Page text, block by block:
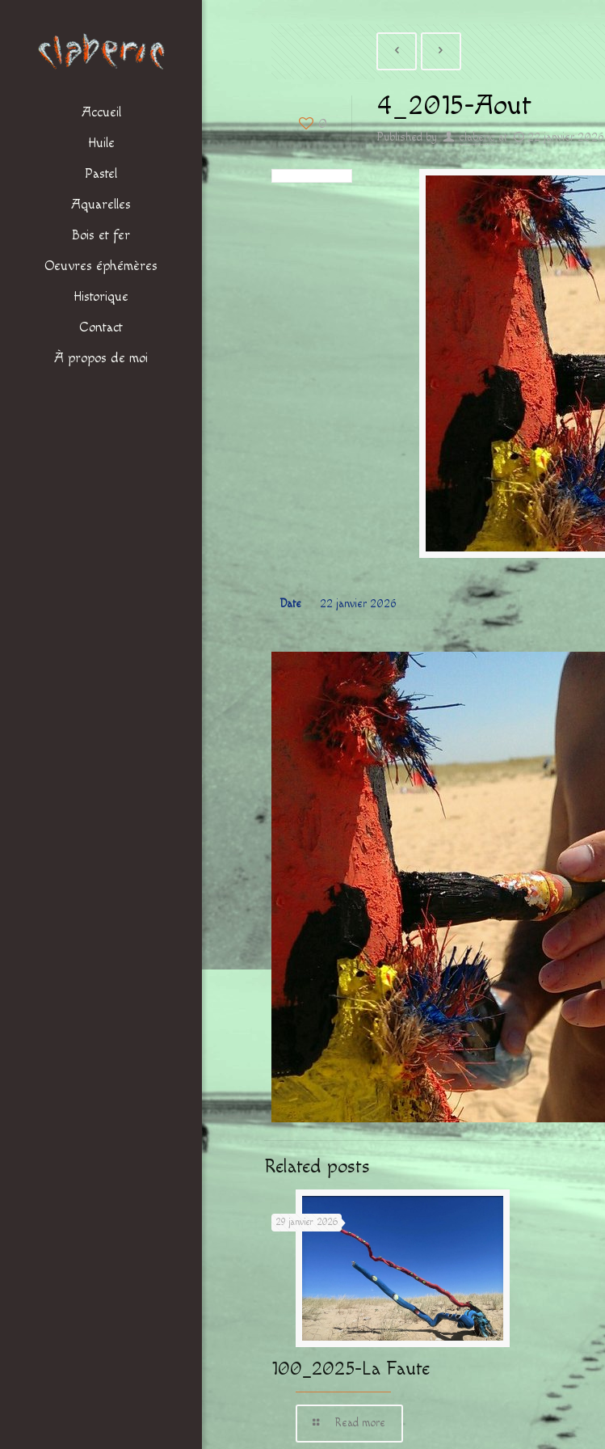
Accueil
Huile
Pastel
Aquarelles
Bois et fer
Oeuvres éphémères
Historique
Contact
À propos de moi
0
4_2015-Aout
Published by claberic at 22 janvier 2026
Date 22 janvier 2026
Related posts
29 janvier 2026
100_2025-La Faute
Read more